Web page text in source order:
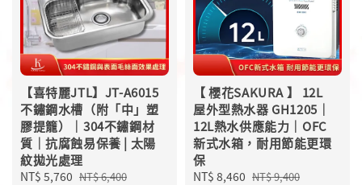
【喜特麗JTL】JT-A6015
不鏽鋼水槽（附「中」塑
膠提籠）｜304不鏽鋼材
質｜抗腐蝕易保養 | 太陽
紋拋光處理
Sale
NT$ 5,760 Regular
NT$ 6,400
【 櫻花SAKURA 】 12L
屋外型熱水器 GH1205｜
12L熱水供應能力｜OFC
新式水箱，耐用節能更環
保
Sale
NT$ 8,460 Regular
NT$ 9,400